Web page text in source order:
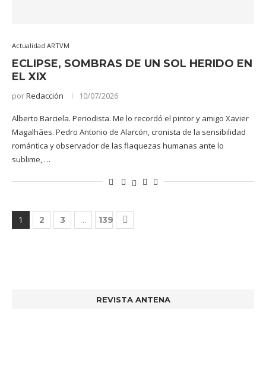
Actualidad ARTVM
ECLIPSE, SOMBRAS DE UN SOL HERIDO EN
EL XIX
porRedacción 10/07/2026
Alberto Barciela. Periodista. Me lo recordó el pintor y amigo Xavier
Magalhães. Pedro Antonio de Alarcón, cronista de la sensibilidad
romántica y observador de las flaquezas humanas ante lo
sublime, …
1 2 3 … 139
REVISTA ANTENA